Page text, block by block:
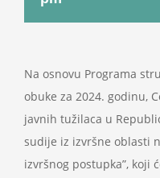
Search
Na osnovu Programa
obuke za 2024. godinu,
javnih tužilaca u
sudije iz izvršne oblasti
izvršnog postupka”, koji